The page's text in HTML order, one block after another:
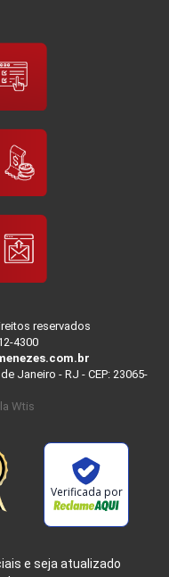
reservados
4300
Janeiro - RJ - CEP: 23065-
Wtis
Verificada por
e seja atualizado